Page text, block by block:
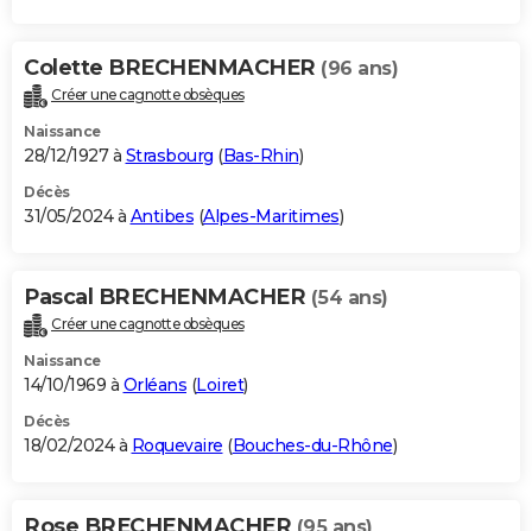
Colette BRECHENMACHER (96 ans)
Créer une cagnotte obsèques
Naissance
28/12/1927 à Strasbourg (Bas-Rhin)
Décès
31/05/2024 à Antibes (Alpes-Maritimes)
Pascal BRECHENMACHER (54 ans)
Créer une cagnotte obsèques
Naissance
14/10/1969 à Orléans (Loiret)
Décès
18/02/2024 à Roquevaire (Bouches-du-Rhône)